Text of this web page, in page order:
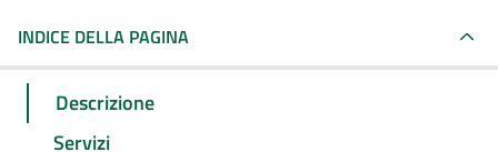
INDICE DELLA PAGINA
Descrizione
Servizi